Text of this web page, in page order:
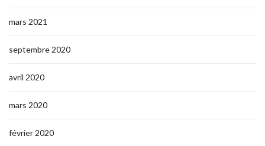
mars 2021
septembre 2020
avril 2020
mars 2020
février 2020